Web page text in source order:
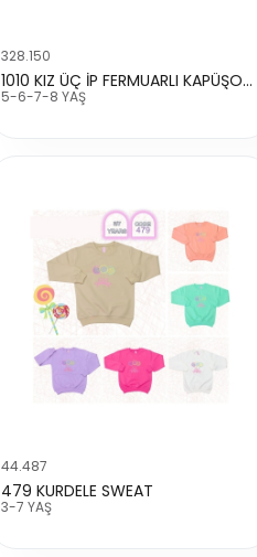
328.150
1010 KIZ ÜÇ İP FERMUARLI KAPÜŞONLU FARE BASKILI HIRKA
5-6-7-8 YAŞ
44.487
479 KURDELE SWEAT
3-7 YAŞ